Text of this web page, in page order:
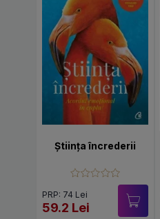
Știința încrederii
PRP: 74 Lei
59.2 Lei